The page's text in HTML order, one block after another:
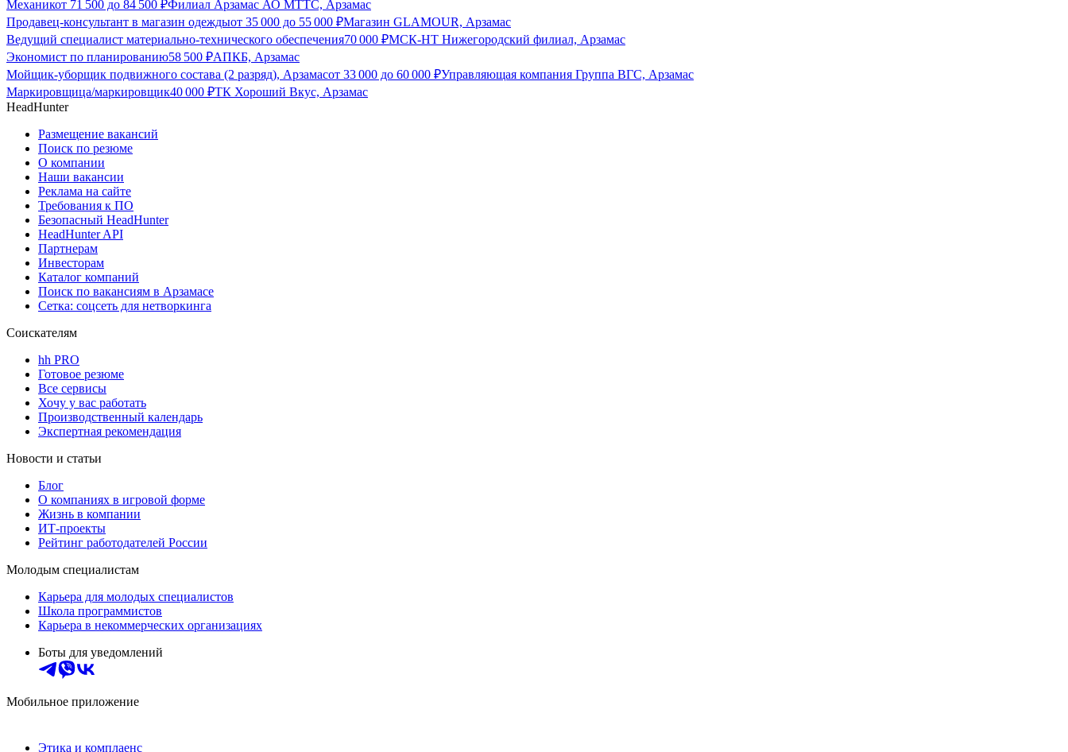
Механикот 71 500 до 84 500 ₽Филиал Арзамас АО МТТС, Арзамас
Продавец-консультант в магазин одеждыот 35 000 до 55 000 ₽Магазин GLAMOUR, Арзамас
Ведущий специалист материально-технического обеспечения70 000 ₽МСК-НТ Нижегородский филиал, Арзамас
Экономист по планированию58 500 ₽АПКБ, Арзамас
Мойщик-уборщик подвижного состава (2 разряд), Арзамасот 33 000 до 60 000 ₽Управляющая компания Группа ВГС, Арзамас
Маркировщица/маркировщик40 000 ₽ТК Хороший Вкус, Арзамас
HeadHunter
Размещение вакансий
Поиск по резюме
О компании
Наши вакансии
Реклама на сайте
Требования к ПО
Безопасный HeadHunter
HeadHunter API
Партнерам
Инвесторам
Каталог компаний
Поиск по вакансиям в Арзамасе
Сетка: соцсеть для нетворкинга
Соискателям
hh PRO
Готовое резюме
Все сервисы
Хочу у вас работать
Производственный календарь
Экспертная рекомендация
Новости и статьи
Блог
О компаниях в игровой форме
Жизнь в компании
ИТ-проекты
Рейтинг работодателей России
Молодым специалистам
Карьера для молодых специалистов
Школа программистов
Карьера в некоммерческих организациях
Боты для уведомлений
Мобильное приложение
Этика и комплаенс